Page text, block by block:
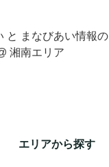
と まなびあい情報の
湘南エリア
エリアから探す